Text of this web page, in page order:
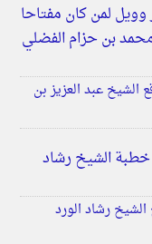
وويل لمن كان مفتاحا
بن حزام الفضلي
الشيخ عبد العزيز بن
خطبة الشيخ رشاد
رشاد الورد